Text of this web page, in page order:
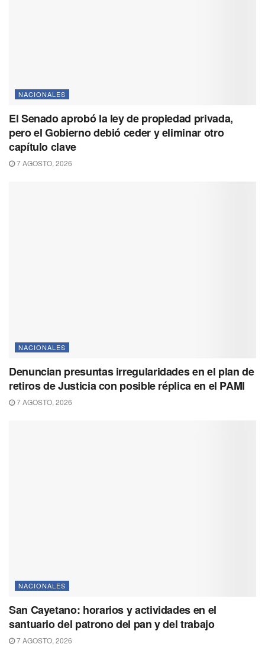
NACIONALES
El Senado aprobó la ley de propiedad privada,
pero el Gobierno debió ceder y eliminar otro
capítulo clave
7 AGOSTO, 2026
NACIONALES
Denuncian presuntas irregularidades en el plan de
retiros de Justicia con posible réplica en el PAMI
7 AGOSTO, 2026
NACIONALES
San Cayetano: horarios y actividades en el
santuario del patrono del pan y del trabajo
7 AGOSTO, 2026